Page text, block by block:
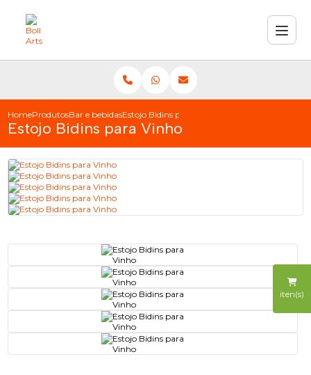
iten(s)
HomeProdutosBar e bebidasEstojo Bidins para Vinho
Estojo Bidins para Vinho